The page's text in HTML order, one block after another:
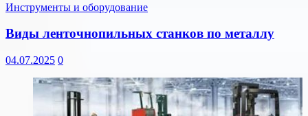
Инструменты и оборудование
Виды ленточнопильных станков по металлу
04.07.2025 0